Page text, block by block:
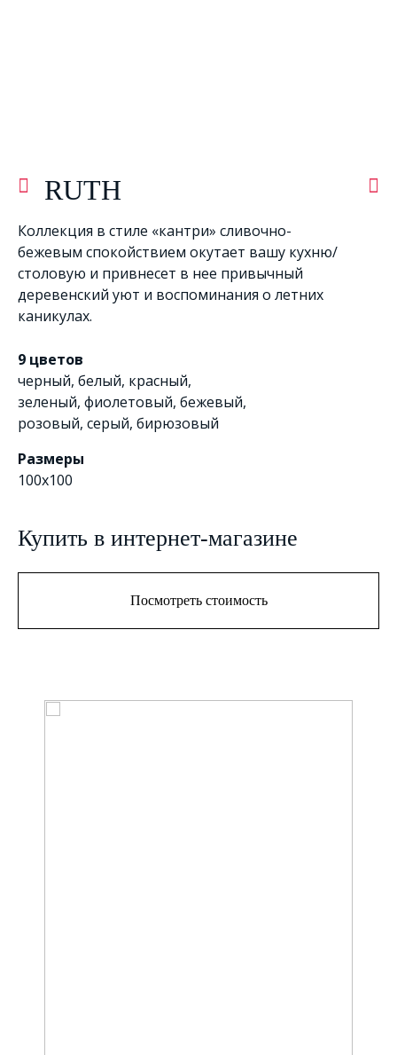
RUTH
Коллекция в стиле «кантри» сливочно-
бежевым спокойствием окутает вашу кухню/
столовую и привнесет в нее привычный
деревенский уют и воспоминания о летних
каникулах.
9 цветов
черный, белый, красный,
зеленый, фиолетовый, бежевый,
розовый, серый, бирюзовый
Размеры
100х100
Купить в интернет-магазине
Посмотреть стоимость